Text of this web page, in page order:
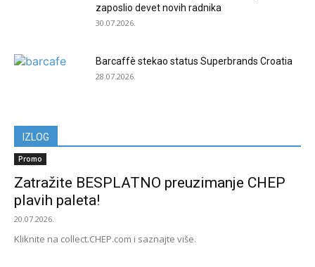
zaposlio devet novih radnika
30.07.2026.
Barcaffè stekao status Superbrands Croatia
28.07.2026.
IZLOG
Promo
Zatražite BESPLATNO preuzimanje CHEP
plavih paleta!
20.07.2026.
Kliknite na collect.CHEP.com i saznajte više.